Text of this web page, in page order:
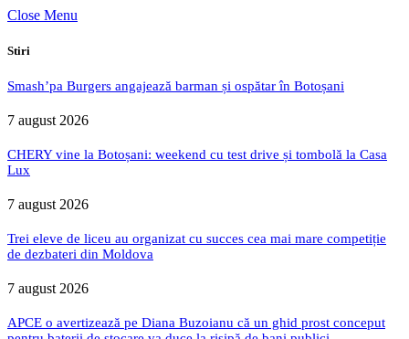
Close Menu
Stiri
Smash’pa Burgers angajează barman și ospătar în Botoșani
7 august 2026
CHERY vine la Botoșani: weekend cu test drive și tombolă la Casa
Lux
7 august 2026
Trei eleve de liceu au organizat cu succes cea mai mare competiție
de dezbateri din Moldova
7 august 2026
APCE o avertizează pe Diana Buzoianu că un ghid prost conceput